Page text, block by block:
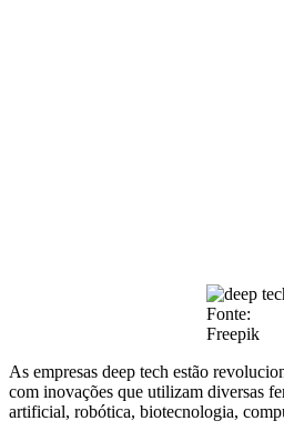
Fonte:
Freepik
As empresas deep tech estão
com inovações que utilizam diversas
artificial, robótica, biotecnologia,